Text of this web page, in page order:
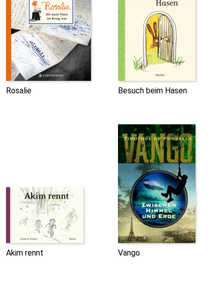
Rosalie Besuch beim Hasen
Akim rennt Vango